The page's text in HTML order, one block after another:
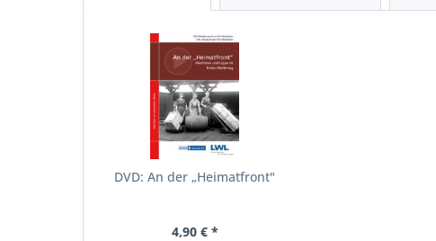
DVD: An der „Heimatfront"
4,90 € *